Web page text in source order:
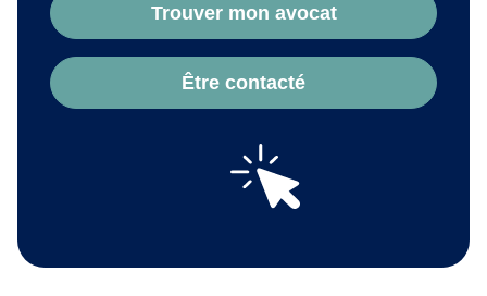
Trouver mon avocat
Être contacté